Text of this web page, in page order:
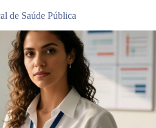
de Saúde Pública